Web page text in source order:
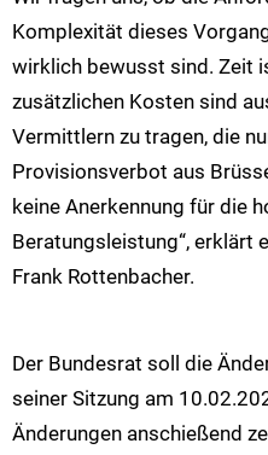
Komplexität dieses
wirklich bewusst sind. Zeit
zusätzlichen Kosten sind
Vermittlern zu tragen, die
Provisionsverbot aus
keine Anerkennung für die
Beratungsleistung“, erklärt
Frank Rottenbacher.
Der Bundesrat soll die
seiner Sitzung am
Änderungen anschießend